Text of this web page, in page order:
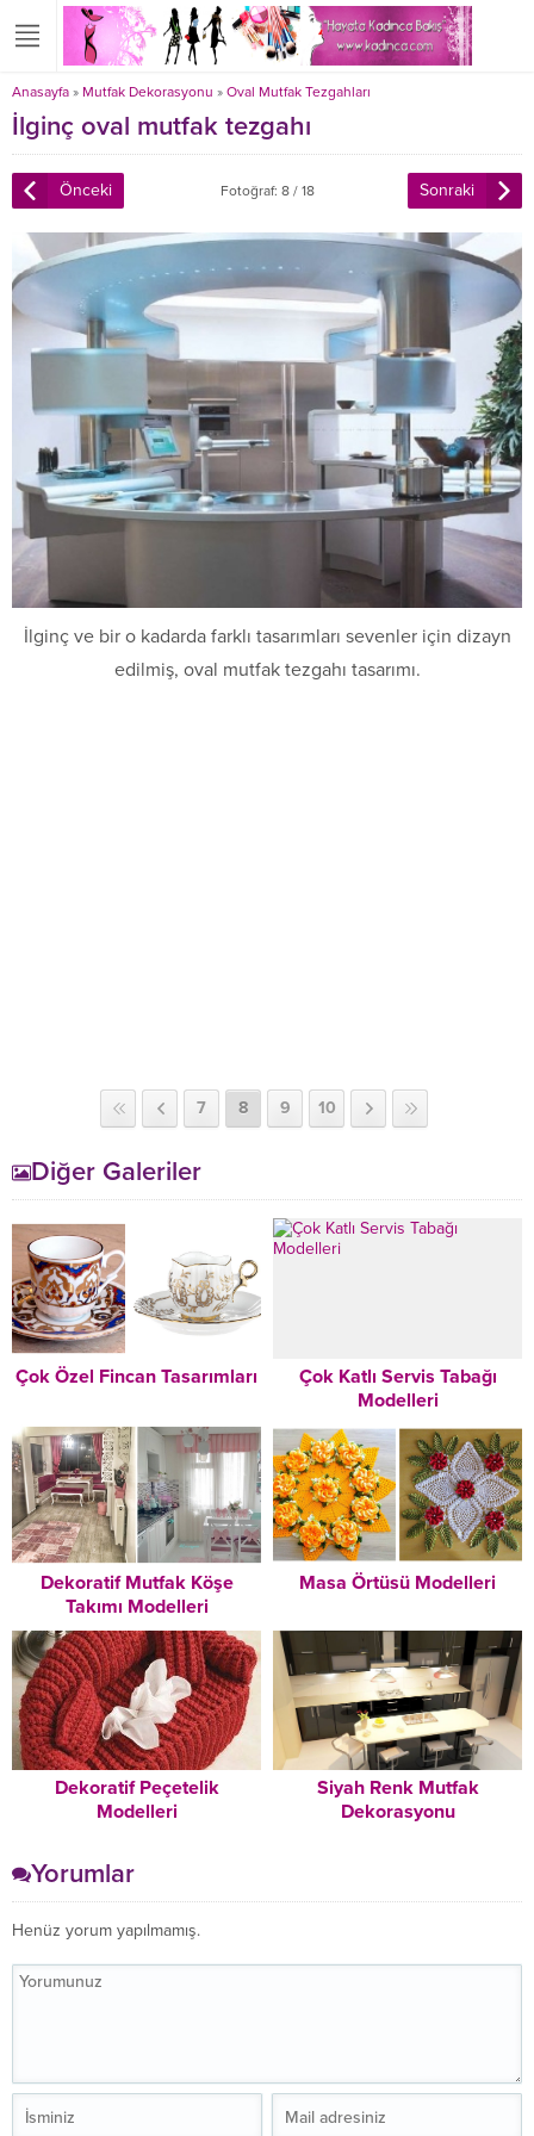
Anasayfa » Mutfak Dekorasyonu » Oval Mutfak Tezgahları
İlginç oval mutfak tezgahı
Önceki Fotoğraf: 8 / 18 Sonraki
İlginç ve bir o kadarda farklı tasarımları sevenler için dizayn
edilmiş, oval mutfak tezgahı tasarımı.
7 8 9 10
Diğer Galeriler
Çok Özel Fincan Tasarımları
Çok Katlı Servis Tabağı
Modelleri
Dekoratif Mutfak Köşe
Takımı Modelleri
Masa Örtüsü Modelleri
Dekoratif Peçetelik
Modelleri
Siyah Renk Mutfak
Dekorasyonu
Yorumlar
Henüz yorum yapılmamış.